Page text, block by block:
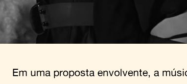
Em uma proposta envolvente, a